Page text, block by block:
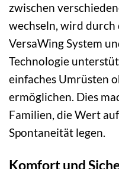
zwischen
wechseln, wird
VersaWing System
Technologie
einfaches Umrüsten
ermöglichen. Dies
Familien, die Wert
Spontaneität legen.
Komfort und